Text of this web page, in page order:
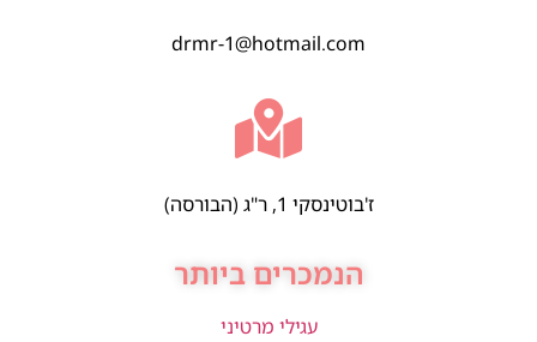
drmr-1@hotmail.com
ז'בוטינסקי 1, ר"ג (הבורסה)
הנמכרים ביותר
עגילי מרטיני